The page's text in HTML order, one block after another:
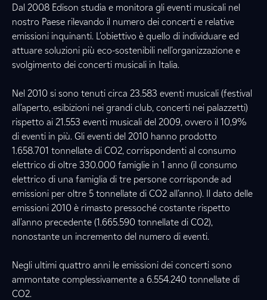
Dal 2008 Edison studia e monitora gli eventi musicali nel
nostro Paese rilevando il numero dei concerti e relative
emissioni inquinanti. L’obiettivo è quello di individuare ed
attuare soluzioni più eco-sostenibili nell’organizzazione e
svolgimento dei concerti musicali in Italia.
Nel 2010 si sono tenuti circa 23.583 eventi musicali (festival
all’aperto, esibizioni nei grandi club, concerti nei palazzetti)
rispetto ai 21.553 eventi musicali del 2009, ovvero il 10,9%
di eventi in più. Gli eventi del 2010 hanno prodotto
1.658.701 tonnellate di CO2, corrispondenti al consumo
elettrico di oltre 330.000 famiglie in 1 anno (il consumo
elettrico di una famiglia di tre persone corrisponde ad
emissioni per oltre 5 tonnellate di CO2 all’anno). Il dato delle
emissioni 2010 è rimasto pressoché costante rispetto
all’anno precedente (1.665.590 tonnellate di CO2),
nonostante un incremento del numero di eventi.
Negli ultimi quattro anni le emissioni dei concerti sono
ammontate complessivamente a 6.554.240 tonnellate di
CO2.